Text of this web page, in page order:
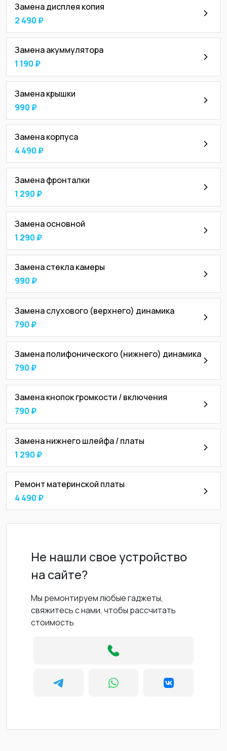
Замена дисплея копия
2 490 ₽
Замена акуммулятора
1 190 ₽
Замена крышки
990 ₽
Замена корпуса
4 490 ₽
Замена фронталки
1 290 ₽
Замена основной
1 290 ₽
Замена стекла камеры
990 ₽
Замена слухового (верхнего) динамика
790 ₽
Замена полифонического (нижнего) динамика
790 ₽
Замена кнопок громкости / включения
790 ₽
Замена нижнего шлейфа / платы
1 290 ₽
Ремонт материнской платы
4 490 ₽
Не нашли свое устройство
на сайте?
Мы ремонтируем любые гаджеты,
свяжитесь с нами, чтобы рассчитать
стоимость